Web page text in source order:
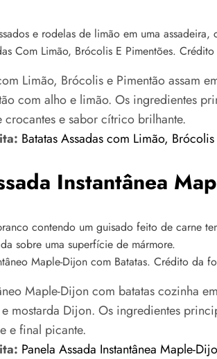
Com Limão, Brócolis E Pimentões.
Limão, Brócolis e Pimentão assam
com alho e limão. Os ingredientes
crocantes e sabor cítrico brilhante.
Batatas Assadas com Limão,
Instantânea
Maple-Dijon com Batatas. Crédito da
Maple-Dijon com batatas cozinha
mostarda Dijon. Os ingredientes
e final picante.
Panela Assada Instantânea Maple-